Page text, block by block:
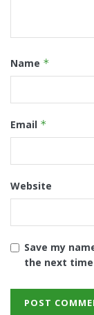
Name *
Email *
Website
Save my
the next